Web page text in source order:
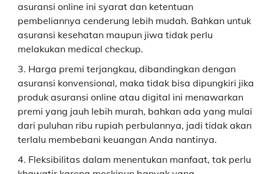
asuransi online ini syarat dan ketentuan
pembeliannya cenderung lebih mudah. Bahkan untuk
asuransi kesehatan maupun jiwa tidak perlu
melakukan medical checkup.
Harga premi terjangkau, dibandingkan dengan
asuransi konvensional, maka tidak bisa dipungkiri jika
produk asuransi online atau digital ini menawarkan
premi yang jauh lebih murah, bahkan ada yang mulai
dari puluhan ribu rupiah perbulannya, jadi tidak akan
terlalu membebani keuangan Anda nantinya.
Fleksibilitas dalam menentukan manfaat, tak perlu